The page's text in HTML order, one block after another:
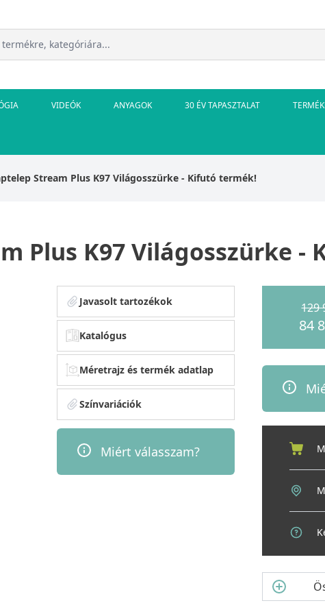
VIDEÓK ANYAGOK 30 ÉV TAPASZTALAT
Stream Plus K97 Világosszürke - Kifutó termék!
Plus K97 Világosszürke
Javasolt tartozékok
Katalógus
Méretrajz és termék adatlap
Színvariációk
Miért válasszam?
129
84